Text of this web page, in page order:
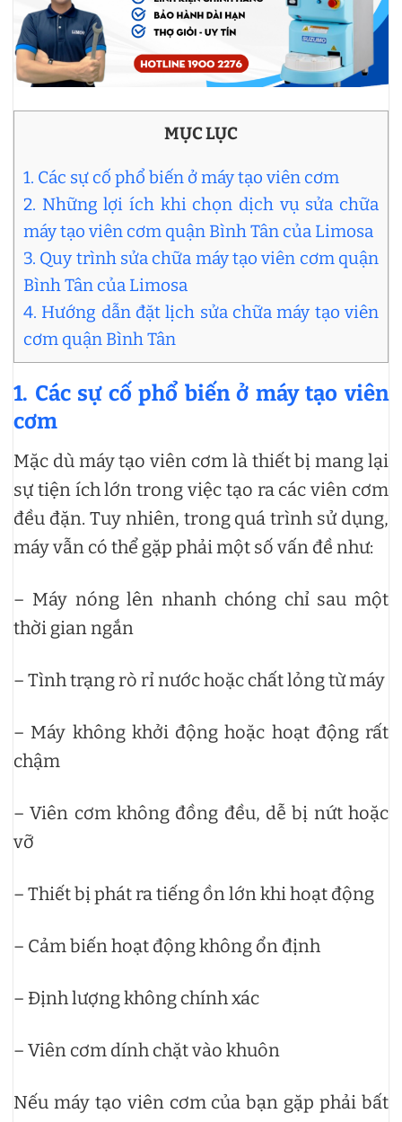
MỤC LỤC
1. Các sự cố phổ biến ở máy tạo viên cơm
2. Những lợi ích khi chọn dịch vụ sửa chữa
máy tạo viên cơm quận Bình Tân của Limosa
3. Quy trình sửa chữa máy tạo viên cơm quận
Bình Tân của Limosa
4. Hướng dẫn đặt lịch sửa chữa máy tạo viên
cơm quận Bình Tân
1. Các sự cố phổ biến ở máy tạo viên
cơm
Mặc dù máy tạo viên cơm là thiết bị mang lại
sự tiện ích lớn trong việc tạo ra các viên cơm
đều đặn. Tuy nhiên, trong quá trình sử dụng,
máy vẫn có thể gặp phải một số vấn đề như:
– Máy nóng lên nhanh chóng chỉ sau một
thời gian ngắn
– Tình trạng rò rỉ nước hoặc chất lỏng từ máy
– Máy không khởi động hoặc hoạt động rất
chậm
– Viên cơm không đồng đều, dễ bị nứt hoặc
vỡ
– Thiết bị phát ra tiếng ồn lớn khi hoạt động
– Cảm biến hoạt động không ổn định
– Định lượng không chính xác
– Viên cơm dính chặt vào khuôn
Nếu máy tạo viên cơm của bạn gặp phải bất